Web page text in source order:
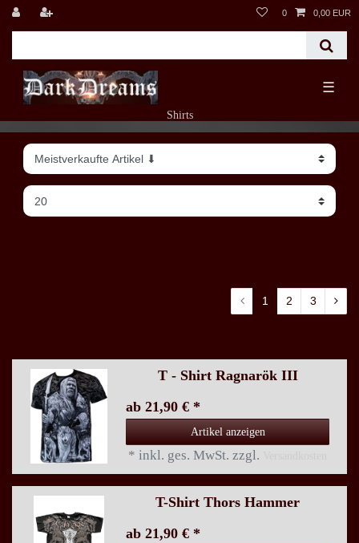
0 0,00 EUR
☰
Shirts
1 2 3
T - Shirt Ragnarök III
ab 21,90 € *
Artikel anzeigen
* inkl. ges. MwSt. zzgl.
T-Shirt Thors Hammer
ab 21,90 € *